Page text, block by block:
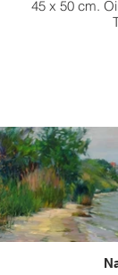
45 x 50 cm.